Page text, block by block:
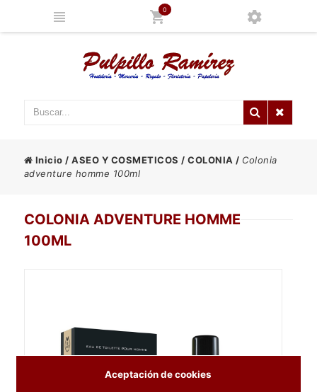
0
Inicio /ASEO Y COSMETICOS /COLONIA / Colonia
adventure homme 100ml
COLONIA ADVENTURE HOMME
100ML
Aceptación de cookies